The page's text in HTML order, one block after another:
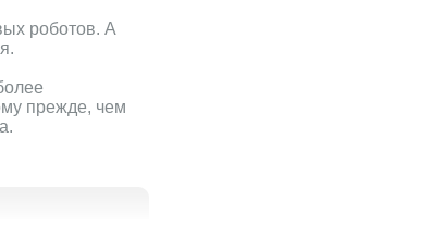
роботов. А
прежде, чем